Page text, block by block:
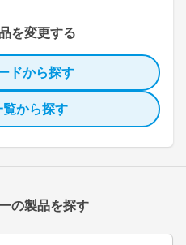
を変更する
ドから探す
覧から探す
の製品を探す